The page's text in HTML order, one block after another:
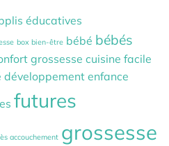
éducatives
box bien-être bébé bébés
grossesse cuisine facile
développement enfance
futures
accouchement grossesse